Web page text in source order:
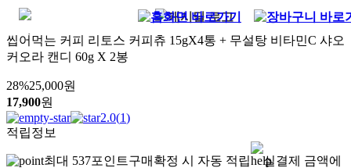
씹어먹는 커피 리토스 커피츄 15gX4통 + 무설탕 비타민C 샤오
커오라 캔디 60g X 2봉
28%25,000원
17,900원
2.0(1)
적립정보
최대 537포인트구매확정 시 자동 적립
실결제 금액에